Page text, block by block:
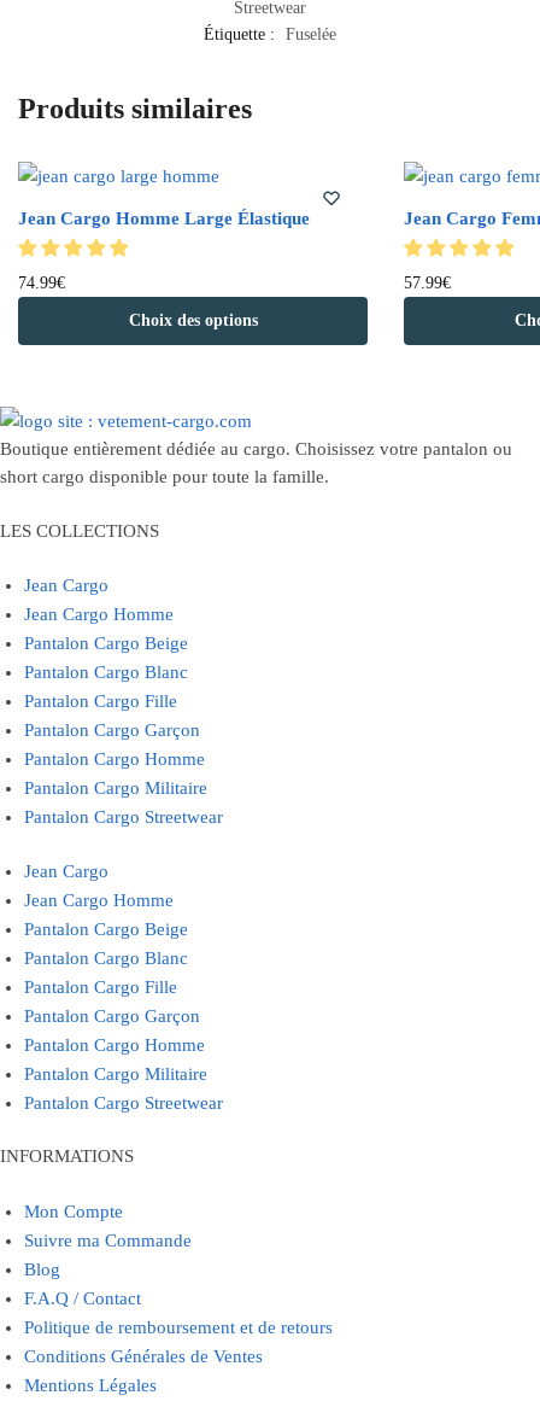
Streetwear
Étiquette :
Fuselée
Produits similaires
Jean Cargo Homme Large Élastique
74.99€
Choix des options
Ce
Les
options
peuvent
choisies
page
Jean Cargo
57.99€Ce
options
Boutique entièrement dédiée au cargo. Choisissez votre pantalon ou
short cargo disponible pour toute la famille.
LES COLLECTIONS
Jean Cargo
Jean Cargo Homme
Pantalon Cargo Beige
Pantalon Cargo Blanc
Pantalon Cargo Fille
Pantalon Cargo Garçon
Pantalon Cargo Homme
Pantalon Cargo Militaire
Pantalon Cargo Streetwear
Jean Cargo
Jean Cargo Homme
Pantalon Cargo Beige
Pantalon Cargo Blanc
Pantalon Cargo Fille
Pantalon Cargo Garçon
Pantalon Cargo Homme
Pantalon Cargo Militaire
Pantalon Cargo Streetwear
INFORMATIONS
Mon Compte
Suivre ma Commande
Blog
F.A.Q / Contact
Politique de remboursement et de retours
Conditions Générales de Ventes
Mentions Légales